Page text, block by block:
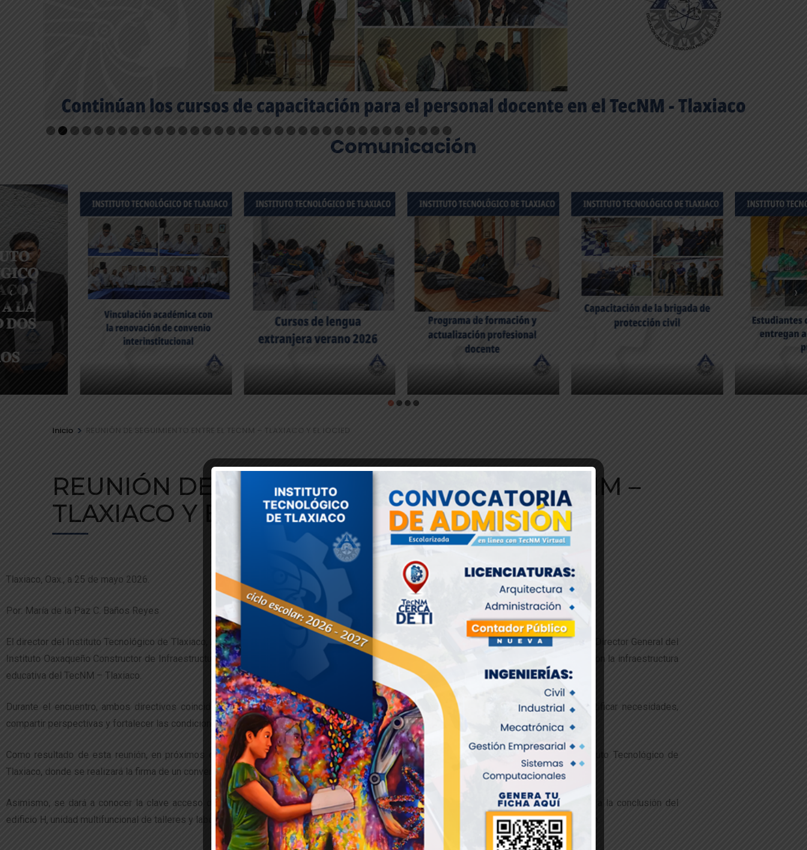
Comunicación
‹ ›
Inicio > REUNIÓN DE SEGUIMIENTO ENTRE EL TECNM – TLAXIACO Y EL IOCIED
REUNIÓN DE SEGUIMIENTO ENTRE EL TECNM –
TLAXIACO Y EL IOCIED
Tlaxiaco, Oax., a 25 de mayo 2026.
Por: María de la Paz C. Baños Reyes
El director del Instituto Tecnológico de Tlaxiaco, Amado Santos Santiago, sostuvo una reunión productiva con Pedro Marcelino Silva Salazar, Director General del
Instituto Oaxaqueño Constructor de Infraestructura Educativa (IOCIED), con el objetivo de dar seguimiento a diversos temas relacionados con la infraestructura
educativa del TecNM – Tlaxiaco.
Durante el encuentro, ambos directivos coincidieron en que el diálogo y la coordinación interinstitucional son fundamentales para identificar necesidades,
compartir perspectivas y fortalecer las condiciones que contribuyan a una mejor formación académica de la comunidad Yakuin.
Como resultado de esta reunión, en próximos días se llevará a cabo la visita oficial del titular del IOCIED a las instalaciones del Instituto Tecnológico de
Tlaxiaco, donde se realizará la firma de un convenio de colaboración en materia de residencia profesional.
Asimismo, se dará a conocer la clave acceso de licitación correspondiente a la empresa constructora responsable de dar cumplimiento a la conclusión del
edificio H, unidad multifuncional de talleres y laboratorios, obra que fortalecerá significativamente la infraestructura educativa de la institución.